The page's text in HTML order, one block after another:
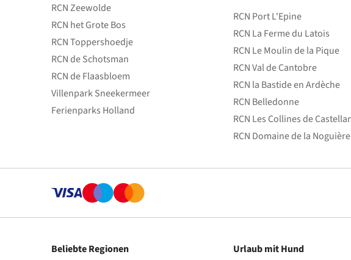
RCN Zeewolde
RCN het Grote Bos
RCN Toppershoedje
RCN de Schotsman
RCN de Flaasbloem
Villenpark Sneekermeer
Ferienparks Holland
RCN Port L'Epine
RCN La Ferme du Latois
RCN Le Moulin de la Pique
RCN Val de Cantobre
RCN la Bastide en Ardèche
RCN Belledonne
RCN Les Collines de
RCN Domaine de la Noguière
Beliebte Regionen Urlaub mit Hund